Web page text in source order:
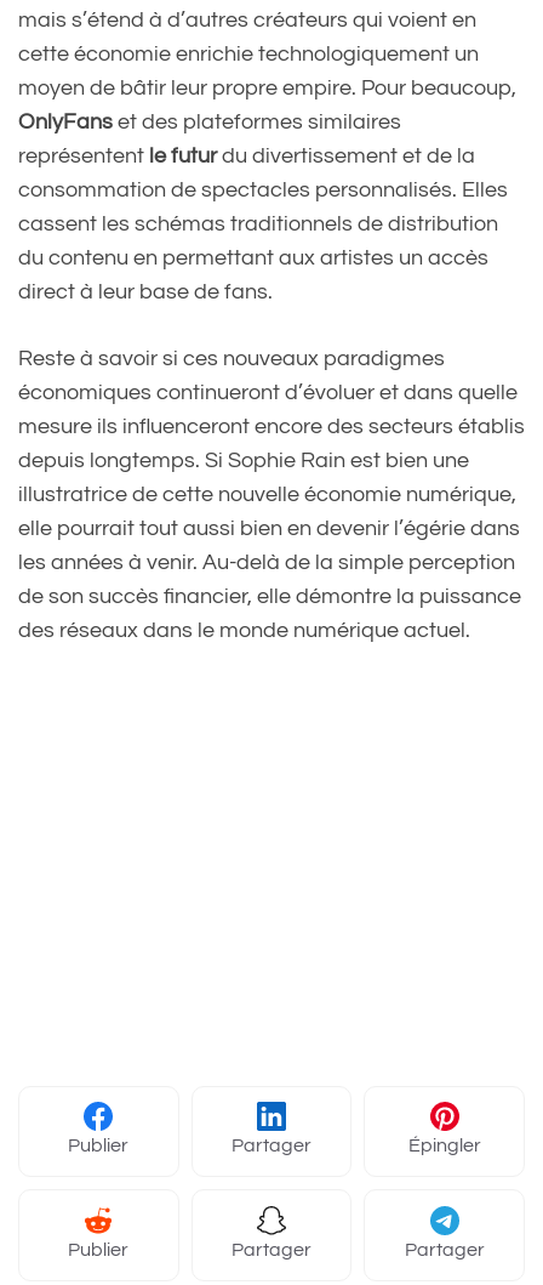
mais s’étend à d’autres créateurs qui voient en
cette économie enrichie technologiquement un
moyen de bâtir leur propre empire. Pour beaucoup,
OnlyFans et des plateformes similaires
représentent le futurdu divertissement et de la
consommation de spectacles personnalisés. Elles
cassent les schémas traditionnels de distribution
du contenu en permettant aux artistes un accès
direct à leur base de fans.
Reste à savoir si ces nouveaux paradigmes
économiques continueront d’évoluer et dans quelle
mesure ils influenceront encore des secteurs établis
depuis longtemps. Si Sophie Rain est bien une
illustratrice de cette nouvelle économie numérique,
elle pourrait tout aussi bien en devenir l’égérie dans
les années à venir. Au-delà de la simple perception
de son succès financier, elle démontre la puissance
des réseaux dans le monde numérique actuel.
Publier Partager Épingler
Publier Partager Partager